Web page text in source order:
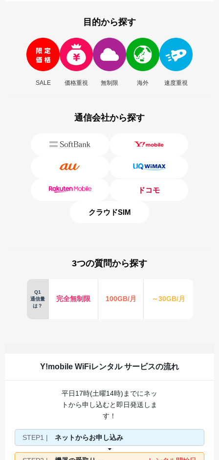
目的から探す
SALE 価格重視 無制限 海外 速度重視
通信会社から探す
ドコモ
クラウドSIM
3つの質問から探す
Q1
通信量
は？
完全無制限 100GB/月 ～30GB/月
Y!mobile WiFiレンタル サービスの流れ
平日17時(土曜14時)までにネッ
トから申し込むと即日発送しま
す！
STEP1 | ネットからお申し込み